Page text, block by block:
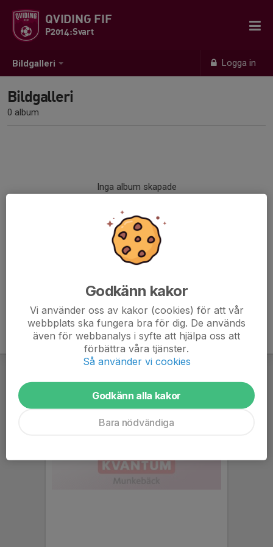
Bildgalleri Logga in
QVIDING FIF
P2014:Svart
Bildgalleri
0 album
Inga album skapade
Godkänn kakor
Vi använder oss av kakor (cookies) för att vår
webbplats ska fungera bra för dig. De används
även för webbanalys i syfte att hjälpa oss att
förbättra våra tjänster.
Så använder vi cookies
Godkänn alla kakor
Bara nödvändiga